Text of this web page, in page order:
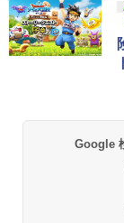
1
1
1
1
Google